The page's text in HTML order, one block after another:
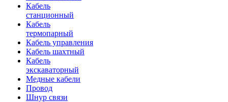
Кабель
станционный
Кабель
термопарный
Кабель управления
Кабель шахтный
Кабель
экскаваторный
Медные кабели
Провод
Шнур связи